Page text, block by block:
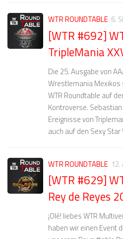
WTR ROUNDTABLE 6.
[WTR #692]
TripleMania
Die 25. Ausgabe von
Wrestlemania
WTR Roundtable auf
Kontroverse.
Ereignisse von
auch auf den Sexy
WTR ROUNDTABLE 12.
[WTR #629]
Rey de Reyes
¡Olé! liebes WTR
haben wir einen Event